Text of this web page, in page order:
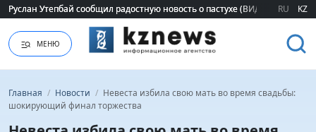
Руслан Утепбай сообщил радостную новость о пастухе (ВИДЕО)
Руслан Утепбай сообщил радостную новость о пастухе (ВИДЕО) RU KZ
МЕНЮ
Главная / Новости / Невеста избила свою мать во время свадьбы:
шокирующий финал торжества